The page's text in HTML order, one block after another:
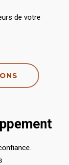
de votre